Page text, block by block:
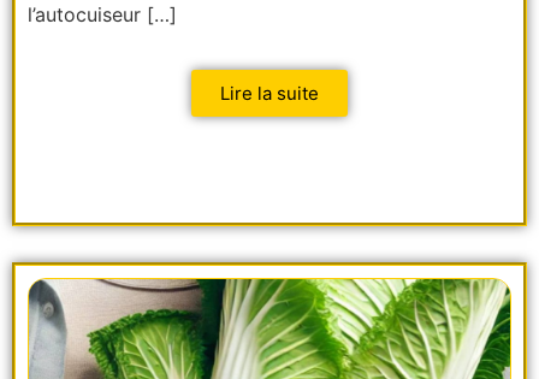
l’autocuiseur […]
Lire la suite